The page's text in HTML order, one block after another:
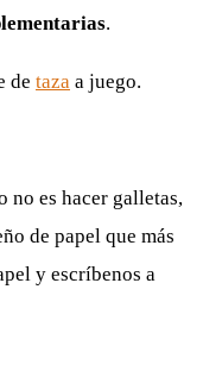
.
de taza a juego.
no es hacer galletas,
de papel que más
y escríbenos a